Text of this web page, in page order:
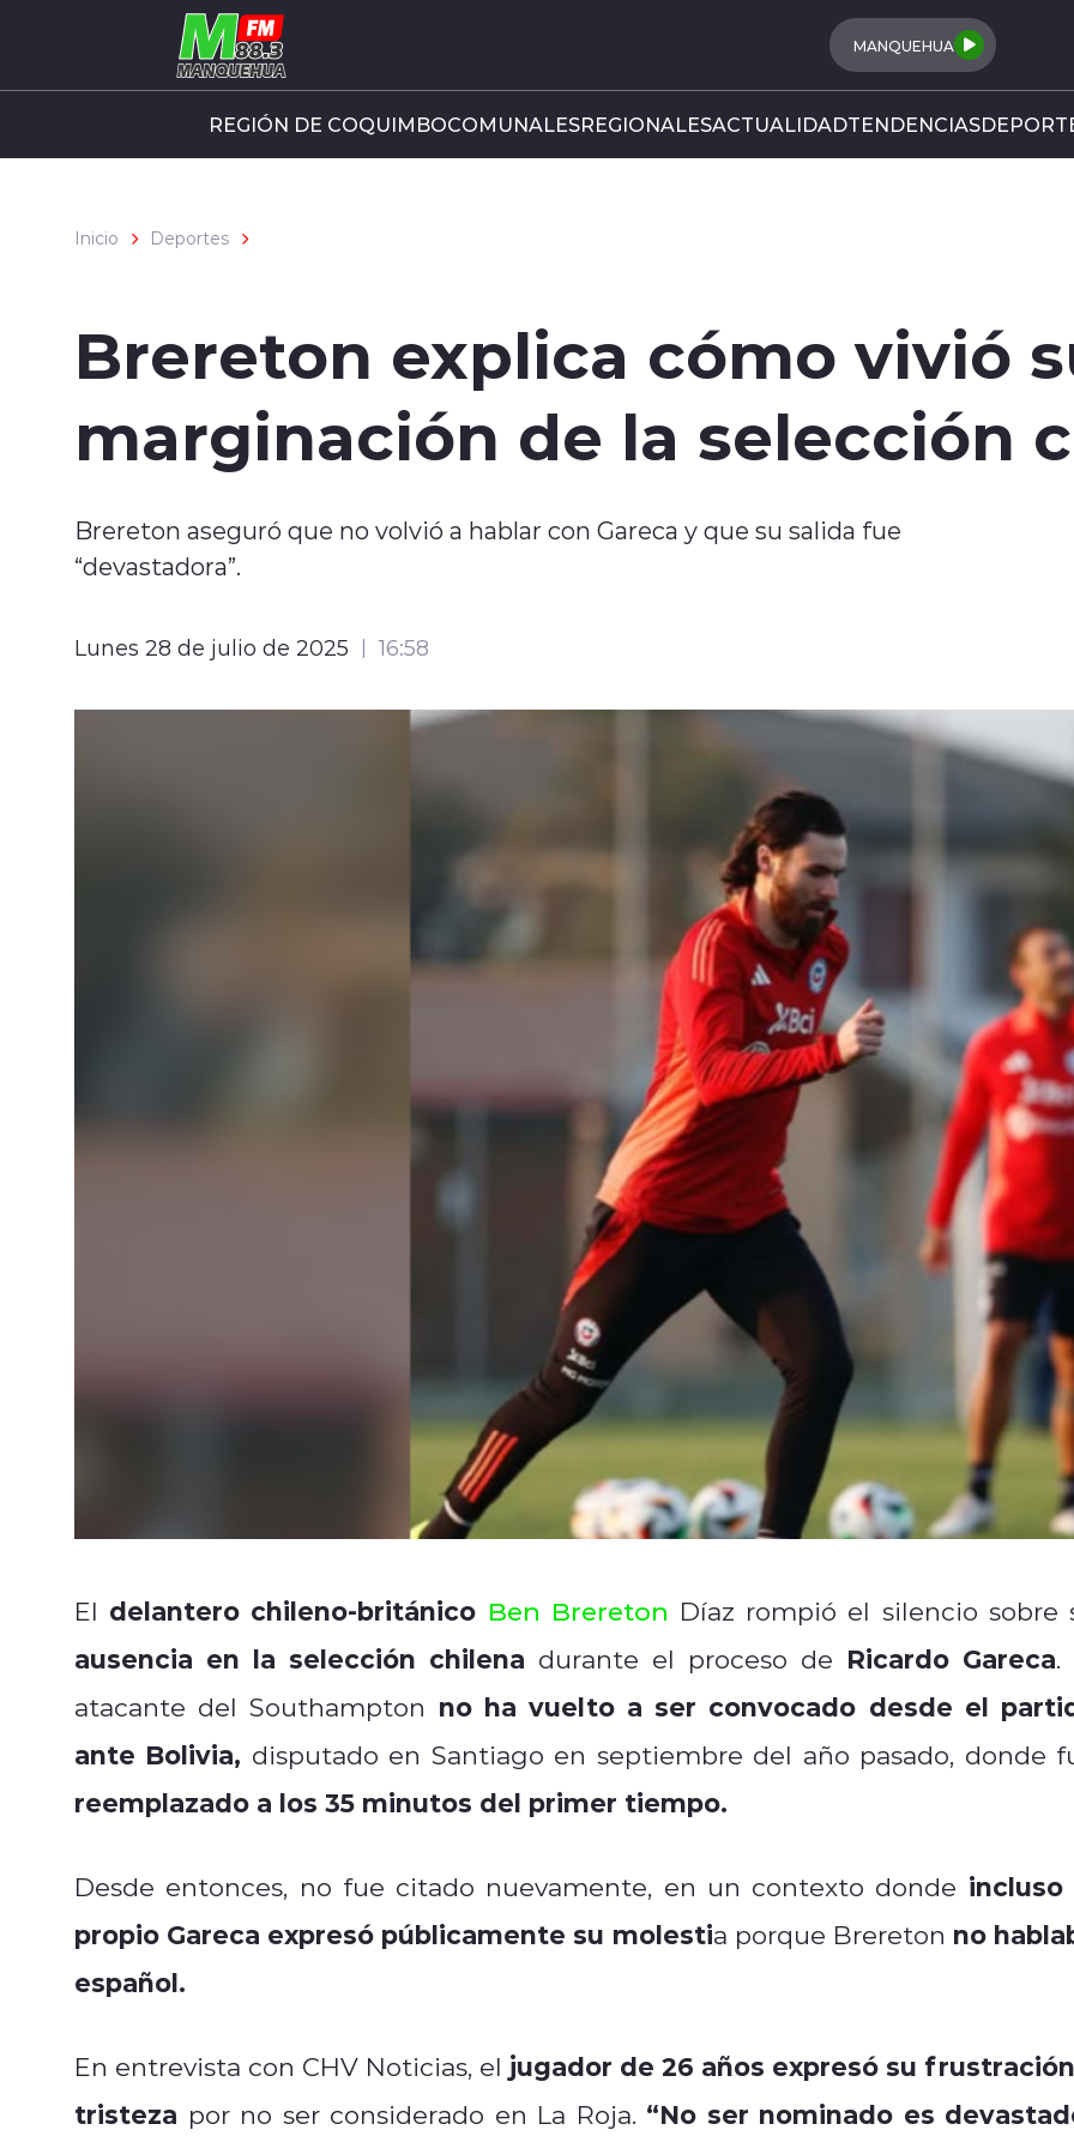
Click acá para ir directamente al contenido
MANQUEHUA
REGIÓN DE COQUIMBOCOMUNALESREGIONALESACTUALIDADTENDENCIAS
Inicio Deportes
Brereton explica cómo vivió
marginación de la selección
Brereton aseguró que no volvió a hablar con Gareca y que su salida fue
“devastadora”.
Lunes 28 de julio de 2025 16:58
El delantero chileno-británico Ben Brereton Díaz rompió el silencio sobre
ausencia en la selección chilena durante el proceso de Ricardo Gareca.
atacante del Southampton no ha vuelto a ser convocado desde el
ante Bolivia, disputado en Santiago en septiembre del año pasado, donde
reemplazado a los 35 minutos del primer tiempo.
Desde entonces, no fue citado nuevamente, en un contexto donde incluso
propio Gareca expresó públicamente su molestia porque Brereton no
español.
En entrevista con CHV Noticias, el jugador de 26 años expresó su
tristeza por no ser considerado en La Roja. “No ser nominado es